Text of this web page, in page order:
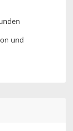
und